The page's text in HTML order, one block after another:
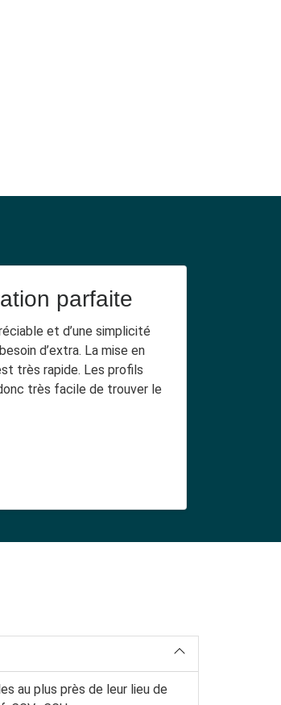
parfaite
et d’une simplicité
d’extra. La mise en
très rapide. Les profils
très facile de trouver le
au plus près de leur lieu de